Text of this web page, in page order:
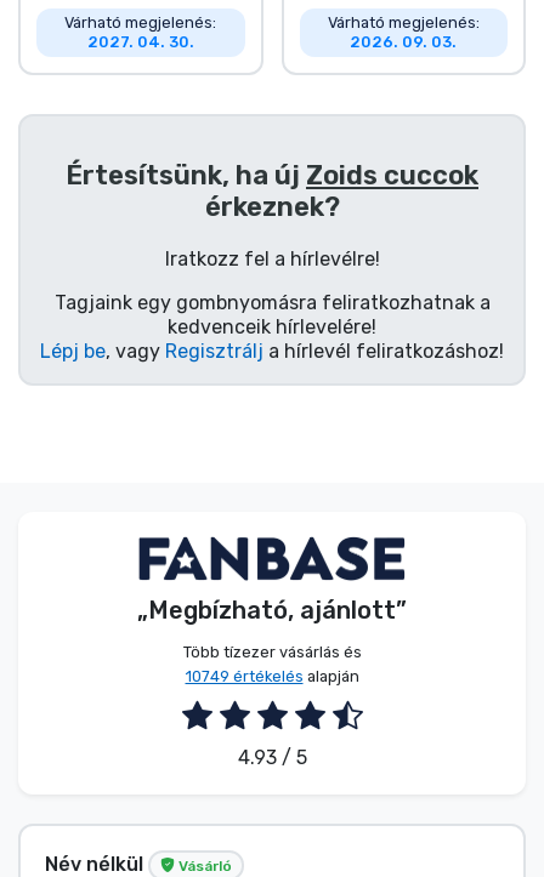
Várható megjelenés:
2027. 04. 30.
Várható megjelenés:
2026. 09. 03.
Értesítsünk, ha új Zoids cuccok
érkeznek?
Iratkozz fel a hírlevélre!
Tagjaink egy gombnyomásra feliratkozhatnak a
kedvenceik hírlevelére!
Lépj be, vagy Regisztrálj a hírlevél feliratkozáshoz!
„Megbízható, ajánlott”
Több tízezer vásárlás és
10749 értékelés alapján
4.93 / 5
Név nélkül Vásárló